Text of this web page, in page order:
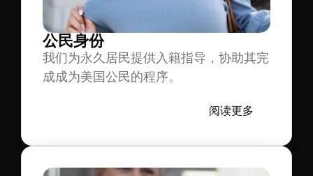
公民身份
我们为永久居民提供入籍指导，协助其完
成成为美国公民的程序。
阅读更多